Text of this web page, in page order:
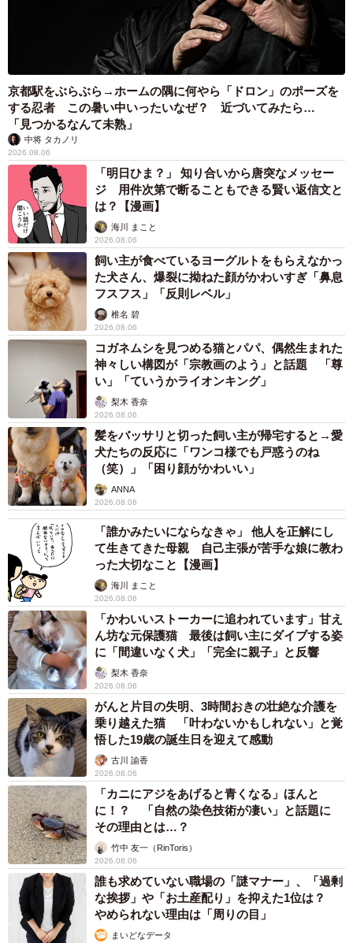
京都駅をぶらぶら→ホームの隅に何やら「ドロン」のポーズを
する忍者 この暑い中いったいなぜ？ 近づいてみたら…
「見つかるなんて未熟」
中将 タカノリ
2026.08.06
「明日ひま？」 知り合いから唐突なメッセー
ジ 用件次第で断ることもできる賢い返信文と
は？【漫画】
海川 まこと
2026.08.06
飼い主が食べているヨーグルトをもらえなかっ
た犬さん、爆裂に拗ねた顔がかわいすぎ「鼻息
フスフス」「反則レベル」
椎名 碧
2026.08.06
コガネムシを見つめる猫とパパ、偶然生まれた
神々しい構図が「宗教画のよう」と話題 「尊
い」「ていうかライオンキング」
梨木 香奈
2026.08.06
髪をバッサリと切った飼い主が帰宅すると→愛
犬たちの反応に「ワンコ様でも戸惑うのね
（笑）」「困り顔がかわいい」
ANNA
2026.08.06
「誰かみたいにならなきゃ」 他人を正解にし
て生きてきた母親 自己主張が苦手な娘に教わ
った大切なこと【漫画】
海川 まこと
2026.08.06
「かわいいストーカーに追われています」甘え
ん坊な元保護猫 最後は飼い主にダイブする姿
に「間違いなく犬」「完全に親子」と反響
梨木 香奈
2026.08.06
がんと片目の失明、3時間おきの壮絶な介護を
乗り越えた猫 「叶わないかもしれない」と覚
悟した19歳の誕生日を迎えて感動
古川 諭香
2026.08.06
「カニにアジをあげると青くなる」ほんと
に！？ 「自然の染色技術が凄い」と話題に
その理由とは…？
竹中 友一（RinToris）
2026.08.06
誰も求めていない職場の「謎マナー」、「過剰
な挨拶」や「お土産配り」を抑えた1位は？
やめられない理由は「周りの目」
まいどなデータ